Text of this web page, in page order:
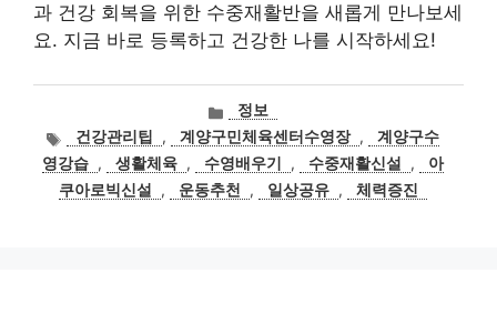
과 건강 회복을 위한 수중재활반을 새롭게 만나보세
요. 지금 바로 등록하고 건강한 나를 시작하세요!
카
테
고
리
정보
태
그
건강관리팁 , 계양구민체육센터수영장 ,
계양구수
영강습 , 생활체육 , 수영배우기 , 수중재활신설 ,
아
쿠아로빅신설
, 운동추천 , 일상공유 , 체력증진